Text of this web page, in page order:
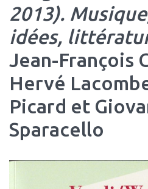
2013).
idées,
Jean-François
Hervé
Picard et
Sparacello